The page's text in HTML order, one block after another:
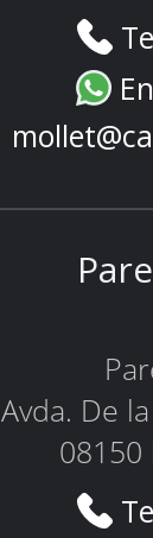
Avda. De
08150